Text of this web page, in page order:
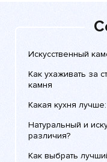
Искусственный
Как ухаживать за
камня
Какая кухня
Натуральный и
различия?
Как выбрать